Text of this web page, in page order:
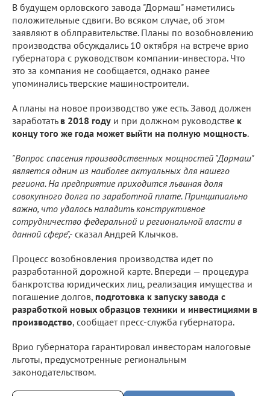
В будущем орловского завода "Дормаш" наметились
положительные сдвиги. Во всяком случае, об этом
заявляют в облправительстве. Планы по возобновлению
производства обсуждались 10 октября на встрече врио
губернатора с руководством компании-инвестора. Что
это за компания не сообщается, однако ранее
упоминались тверские машиностроители.
А планы на новое производство уже есть. Завод должен
заработать в 2018 году и при должном руководстве к
концу того же года может выйти на полную мощность.
"Вопрос спасения производственных мощностей "Дормаш"
является одним из наиболее актуальных для нашего
региона. На предприятие приходится львиная доля
совокупного долга по заработной плате. Принципиально
важно, что удалось наладить конструктивное
сотрудничество федеральной и региональной власти в
данной сфере",- сказал Андрей Клычков.
Процесс возобновления производства идет по
разработанной дорожной карте. Впереди — процедура
банкротства юридических лиц, реализация имущества и
погашение долгов, подготовка к запуску завода с
разработкой новых образцов техники и инвестициями в
производство, сообщает пресс-служба губернатора.
Врио губернатора гарантировал инвесторам налоговые
льготы, предусмотренные региональным
законодательством.